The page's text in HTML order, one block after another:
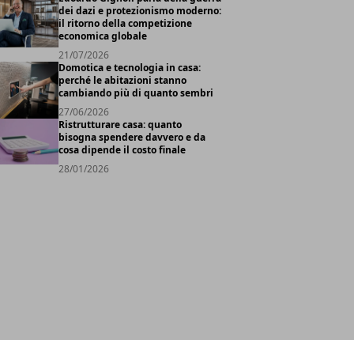
dei dazi e protezionismo moderno:
il ritorno della competizione
economica globale
21/07/2026
Domotica e tecnologia in casa:
perché le abitazioni stanno
cambiando più di quanto sembri
27/06/2026
Ristrutturare casa: quanto
bisogna spendere davvero e da
cosa dipende il costo finale
28/01/2026